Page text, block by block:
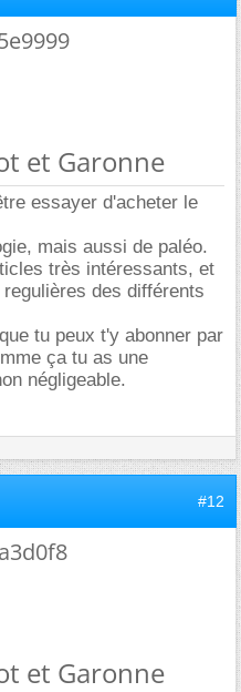
et Garonne
essayer d'acheter le
mais aussi de paléo.
très intéressants, et
des différents
tu peux t'y abonner par
ça tu as une
négligeable.
#12
et Garonne